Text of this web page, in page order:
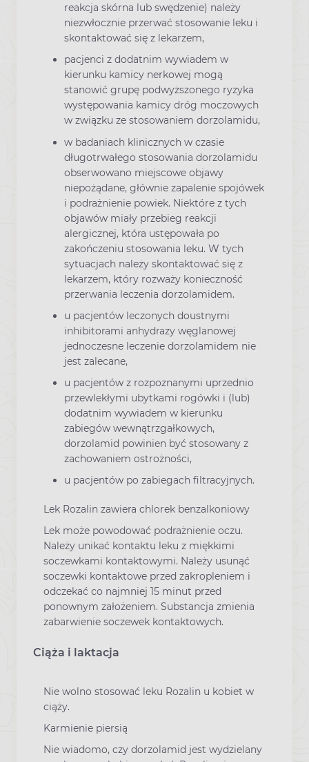
reakcja skórna lub swędzenie) należy
niezwłocznie przerwać stosowanie leku i
skontaktować się z lekarzem,
pacjenci z dodatnim wywiadem w
kierunku kamicy nerkowej mogą
stanowić grupę podwyższonego ryzyka
występowania kamicy dróg moczowych
w związku ze stosowaniem dorzolamidu,
w badaniach klinicznych w czasie
długotrwałego stosowania dorzolamidu
obserwowano miejscowe objawy
niepożądane, głównie zapalenie spojówek
i podrażnienie powiek. Niektóre z tych
objawów miały przebieg reakcji
alergicznej, która ustępowała po
zakończeniu stosowania leku. W tych
sytuacjach należy skontaktować się z
lekarzem, który rozważy konieczność
przerwania leczenia dorzolamidem.
u pacjentów leczonych doustnymi
inhibitorami anhydrazy węglanowej
jednoczesne leczenie dorzolamidem nie
jest zalecane,
u pacjentów z rozpoznanymi uprzednio
przewlekłymi ubytkami rogówki i (lub)
dodatnim wywiadem w kierunku
zabiegów wewnątrzgałkowych,
dorzolamid powinien być stosowany z
zachowaniem ostrożności,
u pacjentów po zabiegach filtracyjnych.
Lek Rozalin zawiera chlorek benzalkoniowy
Lek może powodować podrażnienie oczu.
Należy unikać kontaktu leku z miękkimi
soczewkami kontaktowymi. Należy usunąć
soczewki kontaktowe przed zakropleniem i
odczekać co najmniej 15 minut przed
ponownym założeniem. Substancja zmienia
zabarwienie soczewek kontaktowych.
Ciąża i laktacja
Nie wolno stosować leku Rozalin u kobiet w
ciąży.
Karmienie piersią
Nie wiadomo, czy dorzolamid jest wydzielany